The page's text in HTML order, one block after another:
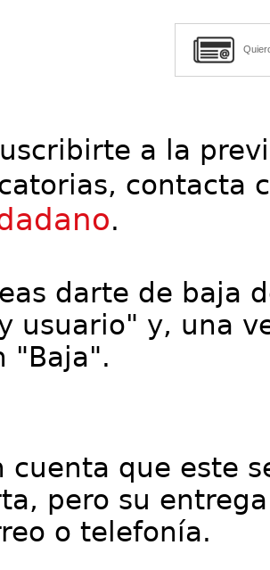
a la
contacta
.
darte de baja
usuario" y, una
"Baja".
cuenta que este
pero su
o telefonía.